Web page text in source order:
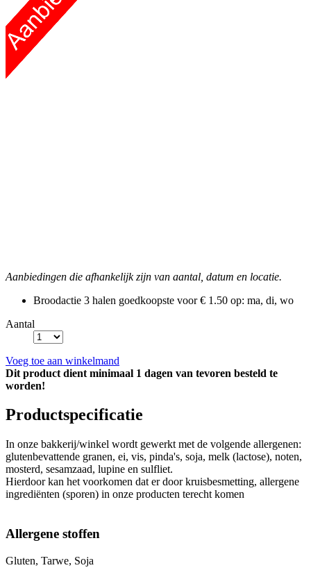
Aanbiedingen die afhankelijk zijn van aantal, datum en locatie.
Broodactie 3 halen goedkoopste voor € 1.50 op: ma, di, wo
Aantal
Voeg toe aan winkelmand
Dit product dient minimaal 1 dagen van tevoren besteld te
worden!
Productspecificatie
In onze bakkerij/winkel wordt gewerkt met de volgende allergenen:
glutenbevattende granen, ei, vis, pinda's, soja, melk (lactose), noten,
mosterd, sesamzaad, lupine en sulfliet.
Hierdoor kan het voorkomen dat er door kruisbesmetting, allergene
ingrediënten (sporen) in onze producten terecht komen
Allergene stoffen
Gluten, Tarwe, Soja